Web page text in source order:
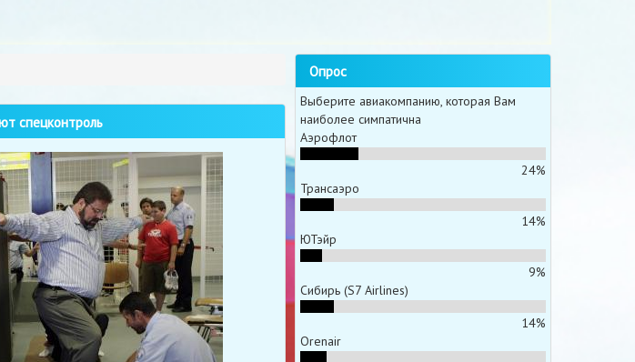
спецконтроль
Опрос
Выберите авиакомпанию, которая Вам
наиболее симпатична
Аэрофлот
24%
Трансаэро
14%
ЮТэйр
9%
Сибирь (S7 Airlines)
14%
Orenair